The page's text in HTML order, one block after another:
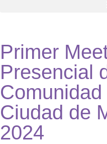
Primer
Presencial
Ciudad de
2024